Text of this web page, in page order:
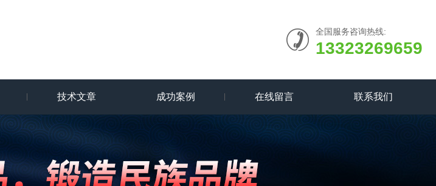
全国服务咨询热线:
13323269659
技术文章 成功案例 在线留言 联系我们